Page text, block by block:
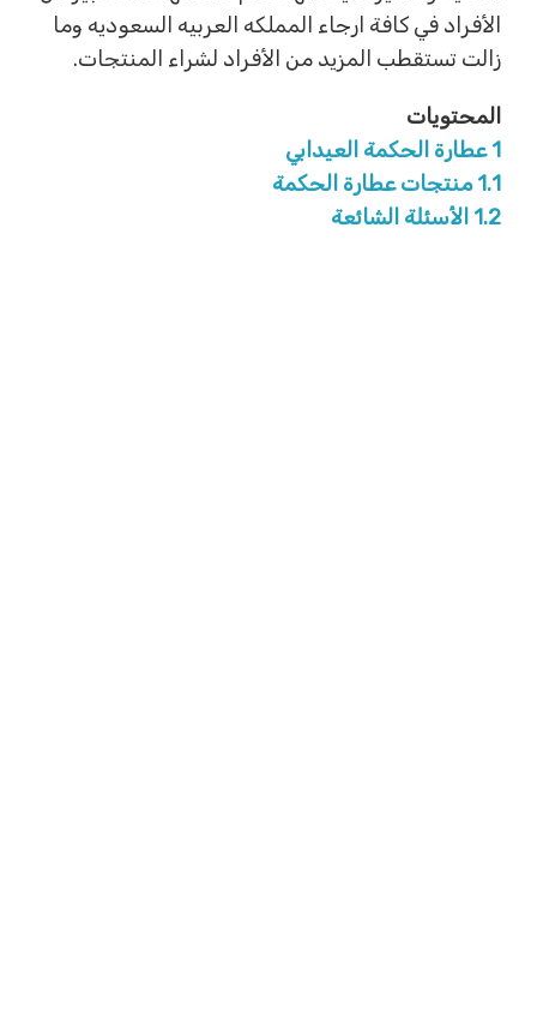
الأفراد في كافة ارجاء المملكه العربيه السعوديه وما
زالت تستقطب المزيد من الأفراد لشراء المنتجات.
المحتويات
عطارة الحكمة العيدابي
منتجات عطارة الحكمة
1.2الأسئلة الشائعة